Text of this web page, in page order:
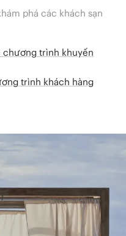
phá các khách sạn
chương trình khuyến
trình khách hàng